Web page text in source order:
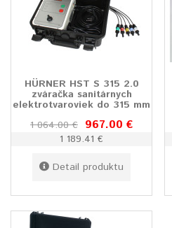
HÜRNER HST S 315 2.0
zváračka sanitárnych
elektrotvaroviek do 315 mm
1 064.00 € 967.00 €
1 189.41 €
Detail produktu